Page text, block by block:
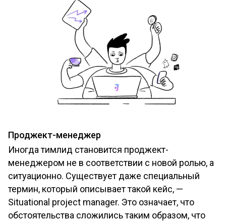
Проджект-менеджер
Иногда тимлид становится проджект-
менеджером не в соответствии с новой ролью, а
ситуационно. Существует даже специальный
термин, который описывает такой кейс, —
Situational project manager. Это означает, что
обстоятельства сложились таким образом, что